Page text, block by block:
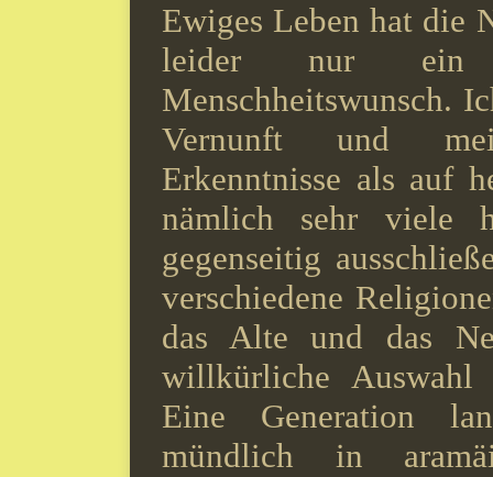
Ewiges Leben hat die
leider nur ein
Menschheitswunsch.
Vernunft und
Erkenntnisse als auf
nämlich sehr viele
gegenseitig
verschiedene
das Alte und das
willkürliche Auswahl
Eine Generation
mündlich in